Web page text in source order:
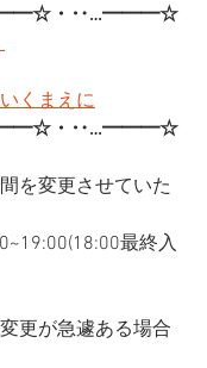
・‥…━━━☆
くまえに
・‥…━━━☆
を変更させていた
最終入
更が急遽ある場合